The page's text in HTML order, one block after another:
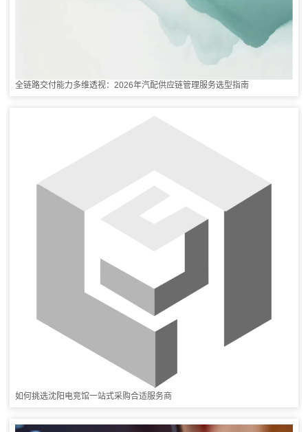
全链路交付能力多维透视：2026年汽配供应链管理服务选型指南
如何挑选沈阳电竞馆一站式采购合适服务商